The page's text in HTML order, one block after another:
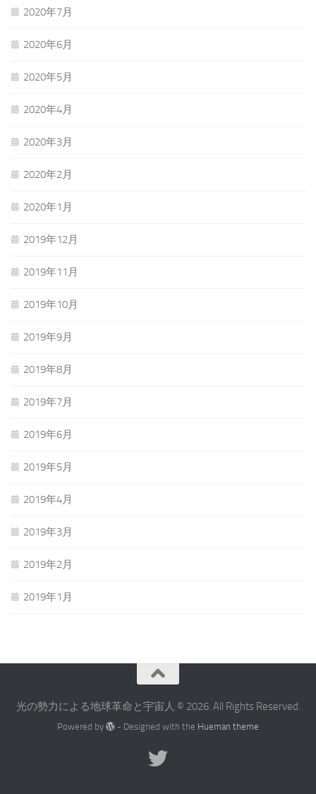
2020年7月
2020年6月
2020年5月
2020年4月
2020年3月
2020年2月
2020年1月
2019年12月
2019年11月
2019年10月
2019年9月
2019年8月
2019年7月
2019年6月
2019年5月
2019年4月
2019年3月
2019年2月
2019年1月
光の勢力による地球革命と宇宙人 © 2026. All Rights Reserved.
Powered by - Designed with the Hueman theme